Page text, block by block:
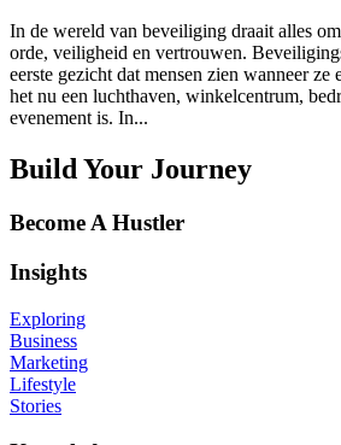
In de wereld van beveiliging draait alles
orde, veiligheid en vertrouwen.
eerste gezicht dat mensen zien wanneer ze
het nu een luchthaven, winkelcentrum,
evenement is. In...
Build Your Journey
Become A Hustler
Insights
Exploring
Business
Marketing
Lifestyle
Stories